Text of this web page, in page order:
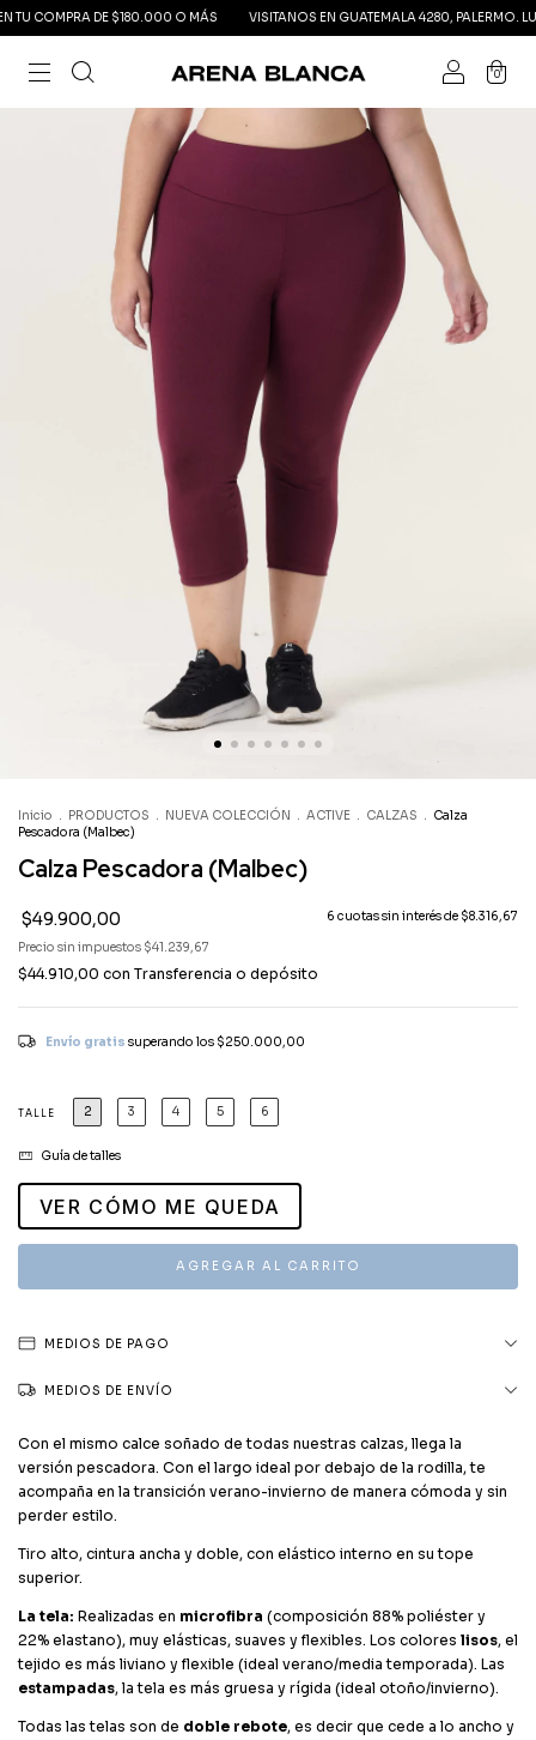
COMPRA DE $180.000 O MÁS VISITANOS EN GUATEMALA 4280, PALERMO.
0
Inicio . PRODUCTOS . NUEVA COLECCIÓN . ACTIVE . CALZAS . Calza
Pescadora (Malbec)
Calza Pescadora (Malbec)
$49.900,00 6 cuotas sin interés de $8.316,67
Precio sin impuestos $41.239,67
$44.910,00 con Transferencia o depósito
Envío gratis superando los $250.000,00
TALLE 2 3 4 5 6
Guía de talles
VER CÓMO ME QUEDA
MEDIOS DE PAGO
MEDIOS DE ENVÍO
Con el mismo calce soñado de todas nuestras calzas, llega la
versión pescadora. Con el largo ideal por debajo de la rodilla, te
acompaña en la transición verano-invierno de manera cómoda y sin
perder estilo.
Tiro alto, cintura ancha y doble, con elástico interno en su tope
superior.
La tela: Realizadas en microfibra (composición 88% poliéster y
22% elastano), muy elásticas, suaves y flexibles. Los colores lisos, el
tejido es más liviano y flexible (ideal verano/media temporada). Las
estampadas, la tela es más gruesa y rígida (ideal otoño/invierno).
Todas las telas son de doble rebote, es decir que cede a lo ancho y